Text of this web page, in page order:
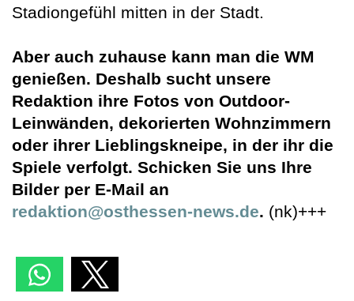
Stadiongefühl mitten in der Stadt.
Aber auch zuhause kann man die WM
genießen. Deshalb sucht unsere
Redaktion ihre Fotos von Outdoor-
Leinwänden, dekorierten Wohnzimmern
oder ihrer Lieblingskneipe, in der ihr die
Spiele verfolgt. Schicken Sie uns Ihre
Bilder per E-Mail an
redaktion@osthessen-news.de. (nk)+++